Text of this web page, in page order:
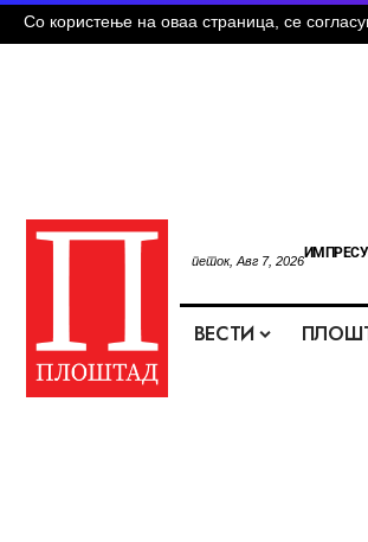
Со користење на оваа страница, се
петок, Авг 7, 2026
ВЕСТИ